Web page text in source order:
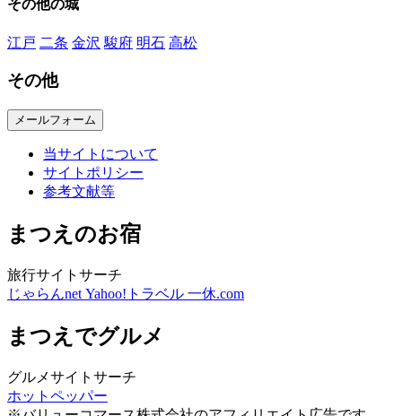
その他の城
江戸 二条 金沢 駿府 明石 高松
その他
メールフォーム
当サイトについて
サイトポリシー
参考文献等
まつえのお宿
旅行サイトサーチ
じゃらんnet Yahoo!トラベル 一休.com
まつえでグルメ
グルメサイトサーチ
ホットペッパー